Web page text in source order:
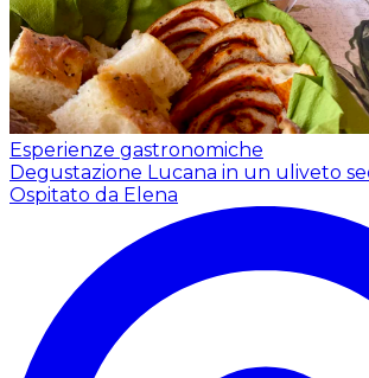
Esperienze gastronomiche
Degustazione Lucana in un uliveto
Ospitato da Elena